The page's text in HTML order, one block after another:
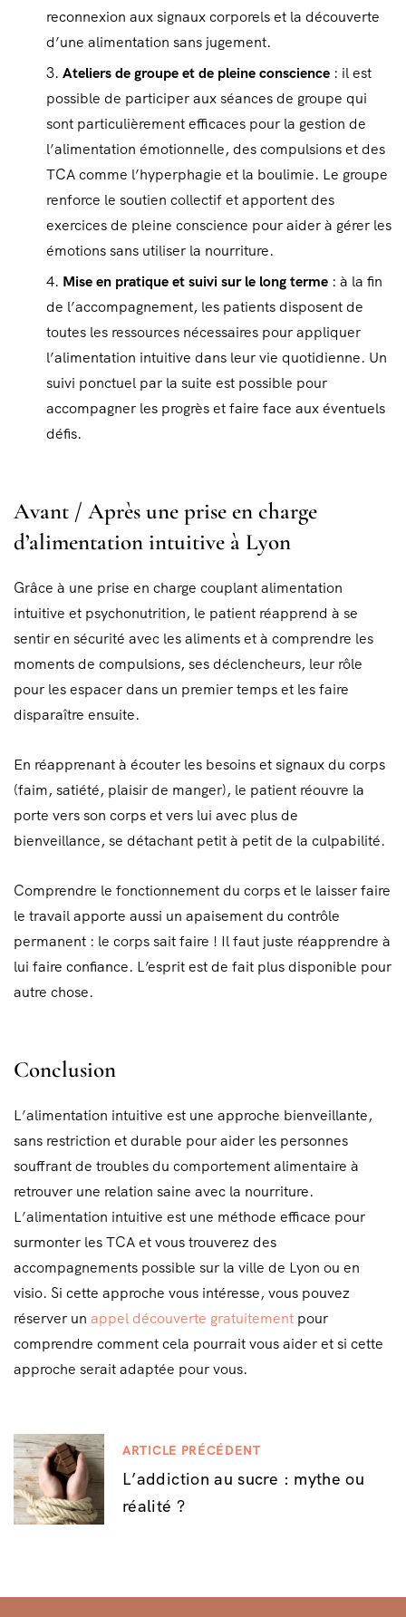
reconnexion aux signaux corporels et la découverte
d’une alimentation sans jugement.
Ateliers de groupe et de pleine conscience : il est
possible de participer aux séances de groupe qui
sont particulièrement efficaces pour la gestion de
l’alimentation émotionnelle, des compulsions et des
TCA comme l’hyperphagie et la boulimie. Le groupe
renforce le soutien collectif et apportent des
exercices de pleine conscience pour aider à gérer les
émotions sans utiliser la nourriture.
Mise en pratique et suivi sur le long terme : à la fin
de l’accompagnement, les patients disposent de
toutes les ressources nécessaires pour appliquer
l’alimentation intuitive dans leur vie quotidienne. Un
suivi ponctuel par la suite est possible pour
accompagner les progrès et faire face aux éventuels
défis.
Avant / Après une prise en charge
d’alimentation intuitive à Lyon
Grâce à une prise en charge couplant alimentation
intuitive et psychonutrition, le patient réapprend à se
sentir en sécurité avec les aliments et à comprendre les
moments de compulsions, ses déclencheurs, leur rôle
pour les espacer dans un premier temps et les faire
disparaître ensuite.
En réapprenant à écouter les besoins et signaux du corps
(faim, satiété, plaisir de manger), le patient réouvre la
porte vers son corps et vers lui avec plus de
bienveillance, se détachant petit à petit de la culpabilité.
Comprendre le fonctionnement du corps et le laisser faire
le travail apporte aussi un apaisement du contrôle
permanent : le corps sait faire ! Il faut juste réapprendre à
lui faire confiance. L’esprit est de fait plus disponible pour
autre chose.
Conclusion
L’alimentation intuitive est une approche bienveillante,
sans restriction et durable pour aider les personnes
souffrant de troubles du comportement alimentaire à
retrouver une relation saine avec la nourriture.
L’alimentation intuitive est une méthode efficace pour
surmonter les TCA et vous trouverez des
accompagnements possible sur la ville de Lyon ou en
visio. Si cette approche vous intéresse, vous pouvez
réserver un appel découverte gratuitement pour
comprendre comment cela pourrait vous aider et si cette
approche serait adaptée pour vous.
N
a
v
a
ARTICLE PRÉCÉDENT
L’addiction au sucre : mythe ou
réalité ?